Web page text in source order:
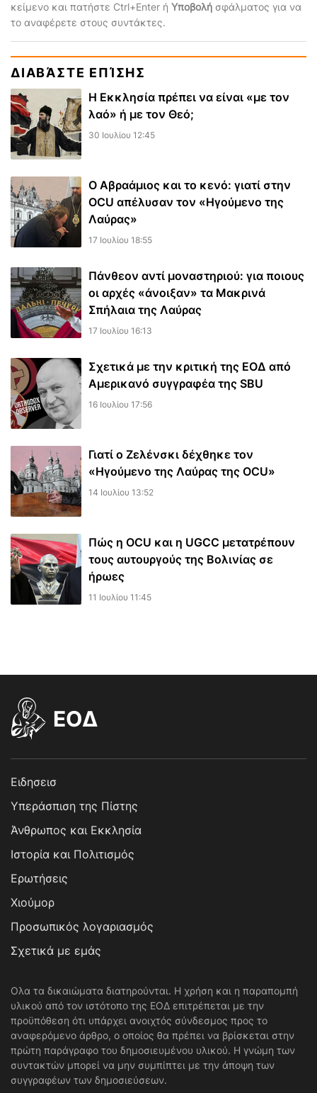
κείμενο και πατήστε Ctrl+Enter ή Υποβολή σφάλματος για να
το αναφέρετε στους συντάκτες.
ΔΙΑΒΆΣΤΕ ΕΠΊΣΗΣ
Η Εκκλησία πρέπει να είναι «με τον
λαό» ή με τον Θεό;
30 Ιουλίου 12:45
Ο Αβραάμιος και το κενό: γιατί στην
OCU απέλυσαν τον «Ηγούμενο της
Λαύρας»
17 Ιουλίου 18:55
Πάνθεον αντί μοναστηριού: για ποιους
οι αρχές «άνοιξαν» τα Μακρινά
Σπήλαια της Λαύρας
17 Ιουλίου 16:13
Σχετικά με την κριτική της ΕΟΔ από
Αμερικανό συγγραφέα της SBU
16 Ιουλίου 17:56
Γιατί ο Ζελένσκι δέχθηκε τον
«Ηγούμενο της Λαύρας της OCU»
14 Ιουλίου 13:52
Πώς η OCU και η UGCC μετατρέπουν
τους αυτουργούς της Βολινίας σε
ήρωες
11 Ιουλίου 11:45
EOΔ
Ειδησεισ
Υπεράσπιση της Πίστης
Άνθρωπος και Εκκλησία
Ιστορία και Πολιτισμός
Ερωτήσεις
Χιούμορ
Προσωπικός λογαριασμός
Σχετικά με εμάς
Ολα τα δικαιώματα διατηρούνται. Η χρήση και η παραπομπή
υλικού από τον ιστότοπο της ΕΟΔ επιτρέπεται με την
προϋπόθεση ότι υπάρχει ανοιχτός σύνδεσμος προς το
αναφερόμενο άρθρο, ο οποίος θα πρέπει να βρίσκεται στην
πρώτη παράγραφο του δημοσιευμένου υλικού. Η γνώμη των
συντακτών μπορεί να μην συμπίπτει με την άποψη των
συγγραφέων των δημοσιεύσεων.